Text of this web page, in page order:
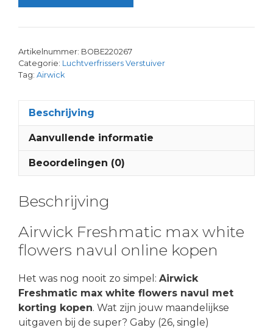
Artikelnummer: BOBE220267
Categorie: Luchtverfrissers Verstuiver
Tag: Airwick
Beschrijving
Aanvullende informatie
Beoordelingen (0)
Beschrijving
Airwick Freshmatic max white
flowers navul online kopen
Het was nog nooit zo simpel: Airwick
Freshmatic max white flowers navul met
korting kopen. Wat zijn jouw maandelijkse
uitgaven bij de super? Gaby (26, single)